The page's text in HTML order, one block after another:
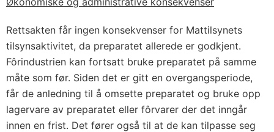
Rettsakten får ingen konsekvenser for Mattilsynets
tilsynsaktivitet, da preparatet allerede er godkjent.
Fôrindustrien kan fortsatt bruke preparatet på samme
måte som før. Siden det er gitt en overgangsperiode,
får de anledning til å omsette preparatet og bruke opp
lagervare av preparatet eller fôrvarer der det inngår
innen en frist. Det fører også til at de kan tilpasse seg